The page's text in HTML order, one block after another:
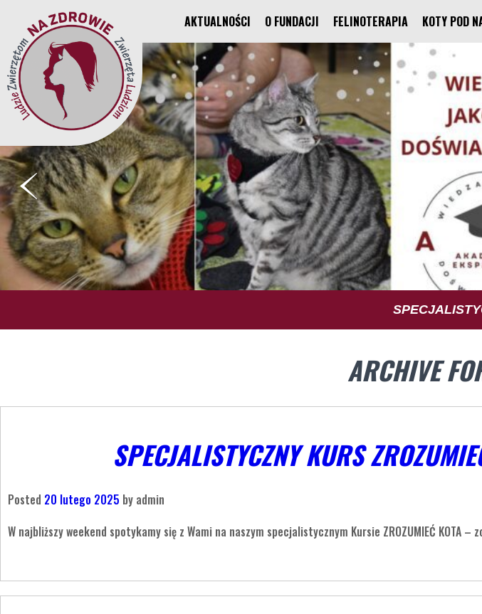
AKTUALNOŚCI O FUNDACJI FELINOTERAPIA KOTY POD
TUS TRENING
ARCHIVE
SPECJALISTYCZNY KURS
Posted 20 lutego 2025 by admin
W najbliższy weekend spotykamy się z Wami na naszym specjalistycznym Kursie ZROZUMIEĆ KOTA –